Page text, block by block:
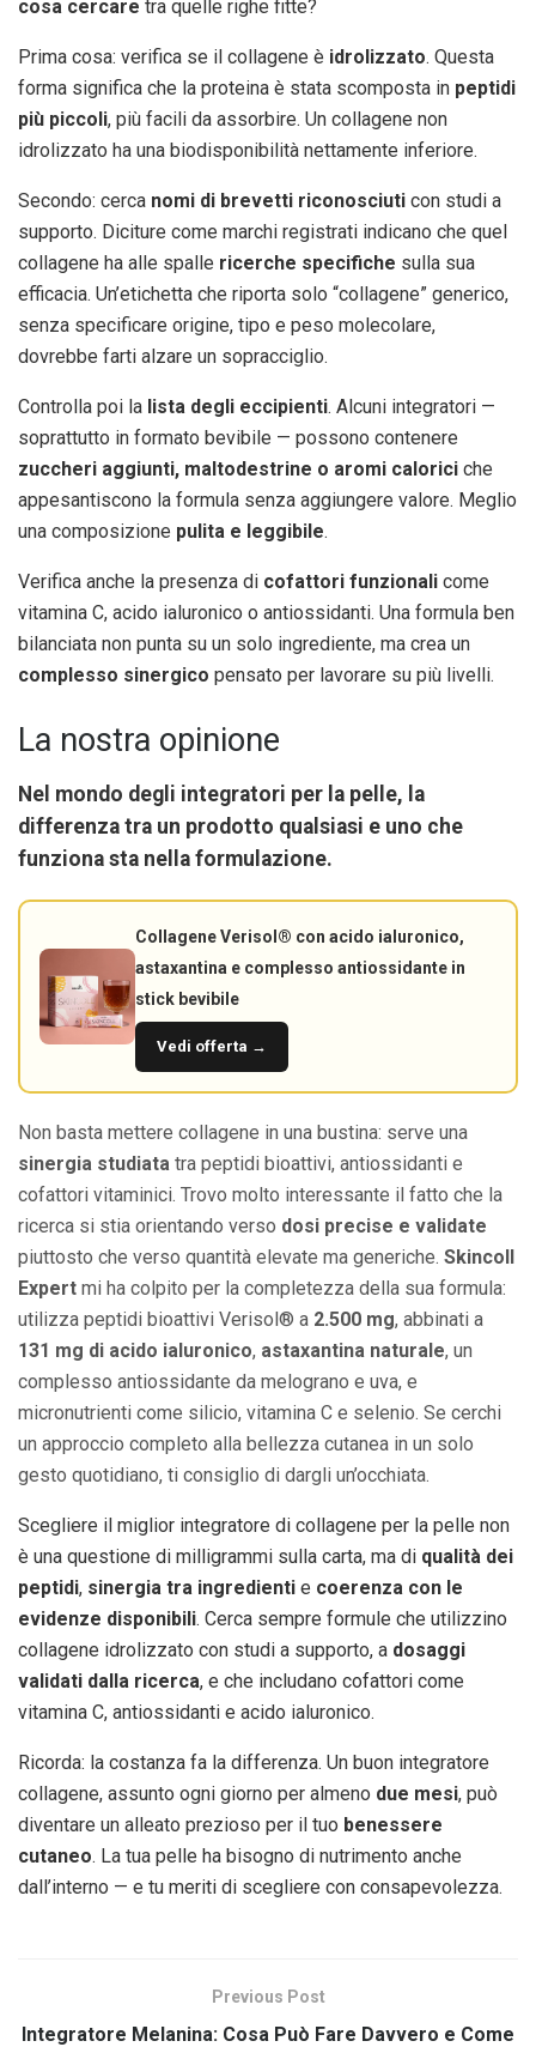
cosa cercare tra quelle righe fitte?
Prima cosa: verifica se il collagene è idrolizzato. Questa
forma significa che la proteina è stata scomposta in peptidi
più piccoli, più facili da assorbire. Un collagene non
idrolizzato ha una biodisponibilità nettamente inferiore.
Secondo: cerca nomi di brevetti riconosciuti con studi a
supporto. Diciture come marchi registrati indicano che quel
collagene ha alle spalle ricerche specifiche sulla sua
efficacia. Un’etichetta che riporta solo “collagene” generico,
senza specificare origine, tipo e peso molecolare,
dovrebbe farti alzare un sopracciglio.
Controlla poi la lista degli eccipienti. Alcuni integratori —
soprattutto in formato bevibile — possono contenere
zuccheri aggiunti, maltodestrine o aromi calorici che
appesantiscono la formula senza aggiungere valore. Meglio
una composizione pulita e leggibile.
Verifica anche la presenza di cofattori funzionali come
vitamina C, acido ialuronico o antiossidanti. Una formula ben
bilanciata non punta su un solo ingrediente, ma crea un
complesso sinergico pensato per lavorare su più livelli.
La nostra opinione
Nel mondo degli integratori per la pelle, la
differenza tra un prodotto qualsiasi e uno che
funziona sta nella formulazione.
Collagene Verisol® con acido ialuronico,
astaxantina e complesso antiossidante in
stick bevibile
Vedi offerta →
Non basta mettere collagene in una bustina: serve una
sinergia studiata tra peptidi bioattivi, antiossidanti e
cofattori vitaminici. Trovo molto interessante il fatto che la
ricerca si stia orientando verso dosi precise e validate
piuttosto che verso quantità elevate ma generiche. Skincoll
Expert mi ha colpito per la completezza della sua formula:
utilizza peptidi bioattivi Verisol® a 2.500 mg, abbinati a
131 mg di acido ialuronico, astaxantina naturale, un
complesso antiossidante da melograno e uva, e
micronutrienti come silicio, vitamina C e selenio. Se cerchi
un approccio completo alla bellezza cutanea in un solo
gesto quotidiano, ti consiglio di dargli un’occhiata.
Scegliere il miglior integratore di collagene per la pelle non
è una questione di milligrammi sulla carta, ma di qualità dei
peptidi, sinergia tra ingredienti e coerenza con le
evidenze disponibili. Cerca sempre formule che utilizzino
collagene idrolizzato con studi a supporto, a dosaggi
validati dalla ricerca, e che includano cofattori come
vitamina C, antiossidanti e acido ialuronico.
Ricorda: la costanza fa la differenza. Un buon integratore
collagene, assunto ogni giorno per almeno due mesi, può
diventare un alleato prezioso per il tuo benessere
cutaneo. La tua pelle ha bisogno di nutrimento anche
dall’interno — e tu meriti di scegliere con consapevolezza.
Previous Post
Integratore Melanina: Cosa Può Fare Davvero e Come